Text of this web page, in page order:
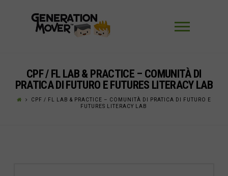
CPF / FL LAB & PRACTICE – COMUNITÀ DI
PRATICA DI FUTURO E FUTURES LITERACY LAB
CPF / FL LAB & PRACTICE – COMUNITÀ DI PRATICA DI FUTURO E
FUTURES LITERACY LAB